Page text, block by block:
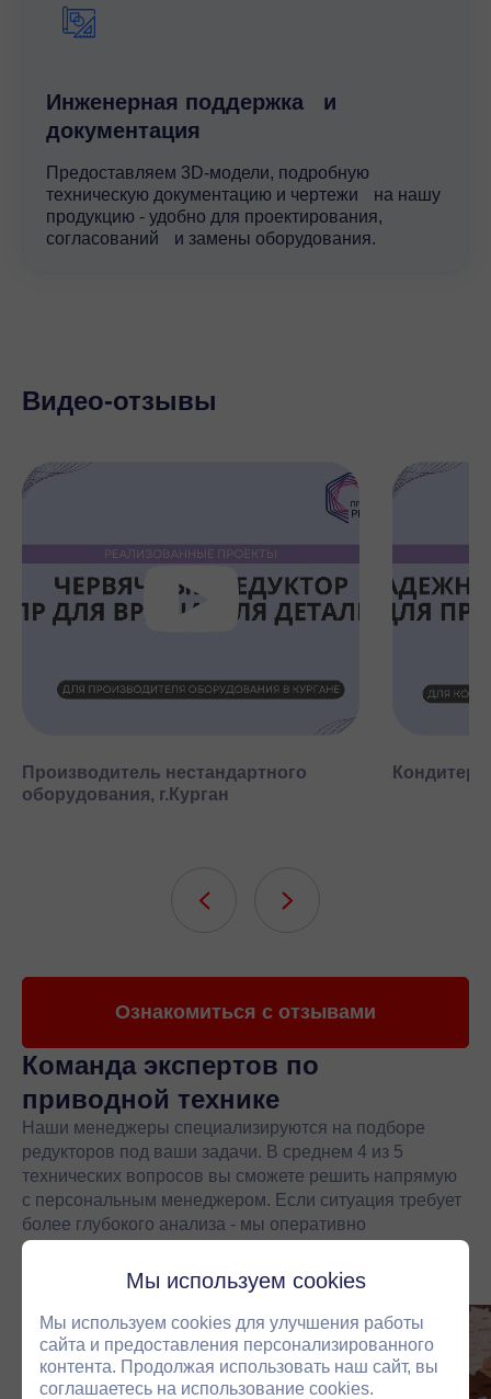
Инженерная поддержка и
документация
Предоставляем 3D-модели, подробную
техническую документацию и чертежи на нашу
продукцию - удобно для проектирования,
согласований и замены оборудования.
Видео-отзывы
Производитель нестандартного
оборудования, г.Курган
Ознакомиться с отзывами
Команда экспертов по
приводной технике
Наши менеджеры специализируются на подборе
редукторов под ваши задачи. В среднем 4 из 5
технических вопросов вы сможете решить напрямую
с персональным менеджером. Если ситуация требует
более глубокого анализа - мы оперативно
подключаем инженера.
Мы используем cookies
Мы используем cookies для улучшения работы
сайта и предоставления персонализированного
контента. Продолжая использовать наш сайт, вы
соглашаетесь на использование cookies.